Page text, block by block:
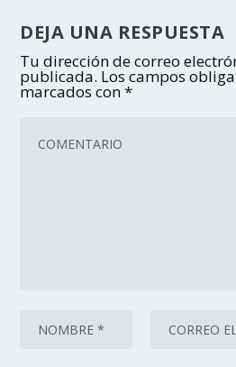
DEJA UNA RESPUESTA
Tu dirección de correo
publicada. Los campos
marcados con*